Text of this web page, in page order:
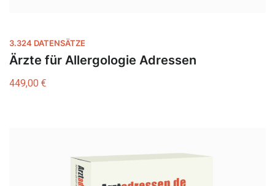
3.324 DATENSÄTZE
Ärzte für Allergologie Adressen
449,00€